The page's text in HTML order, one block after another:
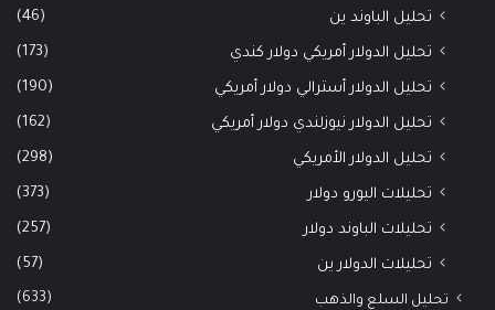
تحليل الباوند ين (46)
تحليل الدولار أمريكي دولار كندي (173)
تحليل الدولار أسترالي دولار أمريكي (190)
تحليل الدولار نيوزلندي دولار أمريكي (162)
تحليل الدولار الأمريكي (298)
تحليلات اليورو دولار (373)
تحليلات الباوند دولار (257)
تحليلات الدولار ين (57)
تحليل السلع والذهب (633)